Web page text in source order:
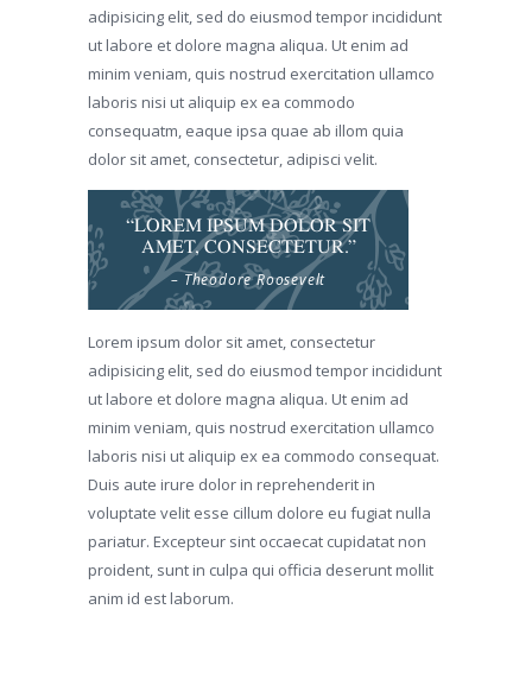
adipisicing elit, sed do eiusmod tempor incididunt
ut labore et dolore magna aliqua. Ut enim ad
minim veniam, quis nostrud exercitation ullamco
laboris nisi ut aliquip ex ea commodo
consequatm, eaque ipsa quae ab illom quia
dolor sit amet, consectetur, adipisci velit.
“LOREM IPSUM DOLOR SIT
AMET, CONSECTETUR.”
– Theodore Roosevelt
Lorem ipsum dolor sit amet, consectetur
adipisicing elit, sed do eiusmod tempor incididunt
ut labore et dolore magna aliqua. Ut enim ad
minim veniam, quis nostrud exercitation ullamco
laboris nisi ut aliquip ex ea commodo consequat.
Duis aute irure dolor in reprehenderit in
voluptate velit esse cillum dolore eu fugiat nulla
pariatur. Excepteur sint occaecat cupidatat non
proident, sunt in culpa qui officia deserunt mollit
anim id est laborum.